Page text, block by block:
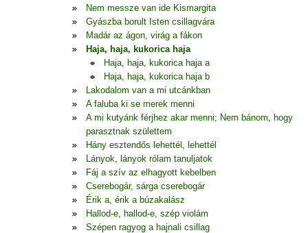
Nem messze van ide Kismargita
Gyászba borult Isten csillagvára
Madár az ágon, virág a fákon
Haja, haja, kukorica haja
Haja, haja, kukorica haja a
Haja, haja, kukorica haja b
Lakodalom van a mi utcánkban
A faluba ki se merek menni
A mi kutyánk férjhez akar menni; Nem bánom, hogy
parasztnak születtem
Hány esztendős lehettél, lehettél
Lányok, lányok rólam tanuljatok
Fáj a szív az elhagyott kebelben
Cserebogár, sárga cserebogár
Érik a, érik a búzakalász
Hallod-e, hallod-e, szép violám
Szépen ragyog a hajnali csillag